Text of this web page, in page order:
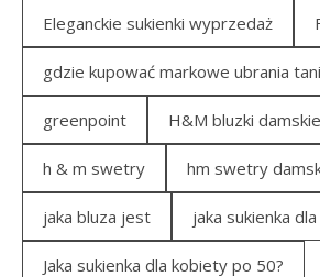
Eleganckie sukienki wyprzedaż
gdzie kupować markowe ubrania
greenpoint H&M bluzki
h & m swetry hm swetry
jaka bluza jest jaka sukienka dla
Jaka sukienka dla kobiety po 50?